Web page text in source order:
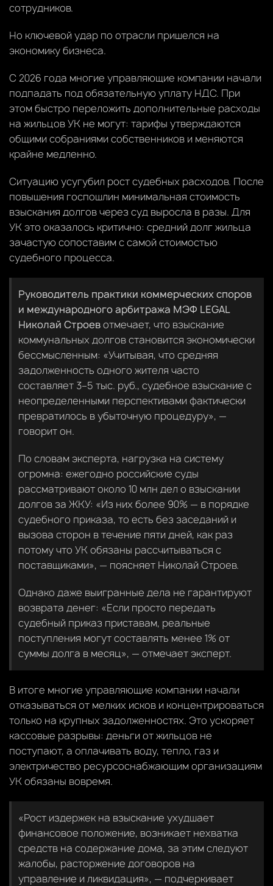
сотрудников.
Но ключевой удар по отрасли пришелся на
экономику бизнеса.
С 2026 года многие управляющие компании начали
подпадать под обязательную уплату НДС. При
этом быстро переложить дополнительные расходы
на жильцов УК не могут: тарифы утверждаются
общими собраниями собственников и меняются
крайне медленно.
Ситуацию усугубил рост судебных расходов. После
повышения госпошлин минимальная стоимость
взыскания долгов через суд выросла в разы. Для
УК это оказалось критично: средний долг жильца
зачастую сопоставим с самой стоимостью
судебного процесса.
Руководитель практики коммерческих споров
и международного арбитража МЭФ LEGAL
Николай Строевотмечает, что взыскание
коммунальных долгов становится экономически
бессмысленным: «Учитывая, что средняя
задолженность одного жителя часто
составляет 3–5 тыс. руб., судебное взыскание с
неопределенными перспективами фактически
превратилось в убыточную процедуру», —
говорит он.
По словам эксперта, нагрузка на систему
огромна: ежегодно российские суды
рассматривают около 10 млн дел о взыскании
долгов за ЖКУ: «Из них более 90% — в порядке
судебного приказа, то есть без заседаний и
вызова сторон в течение пяти дней, как раз
потому что УК обязаны рассчитываться с
поставщиками», — поясняет Николай Строев.
Однако даже выигранные дела не гарантируют
возврата денег: «Если просто передать
судебный приказ приставам, реальные
поступления могут составлять менее 1% от
суммы долга в месяц», — отмечает эксперт.
В итоге многие управляющие компании начали
отказываться от мелких исков и концентрироваться
только на крупных задолженностях. Это ускоряет
кассовые разрывы: деньги от жильцов не
поступают, а оплачивать воду, тепло, газ и
электричество ресурсоснабжающим организациям
УК обязаны вовремя.
«Рост издержек на взыскание ухудшает
финансовое положение, возникает нехватка
средств на содержание дома, за этим следуют
жалобы, расторжение договоров на
управление и ликвидация», — подчеркивает